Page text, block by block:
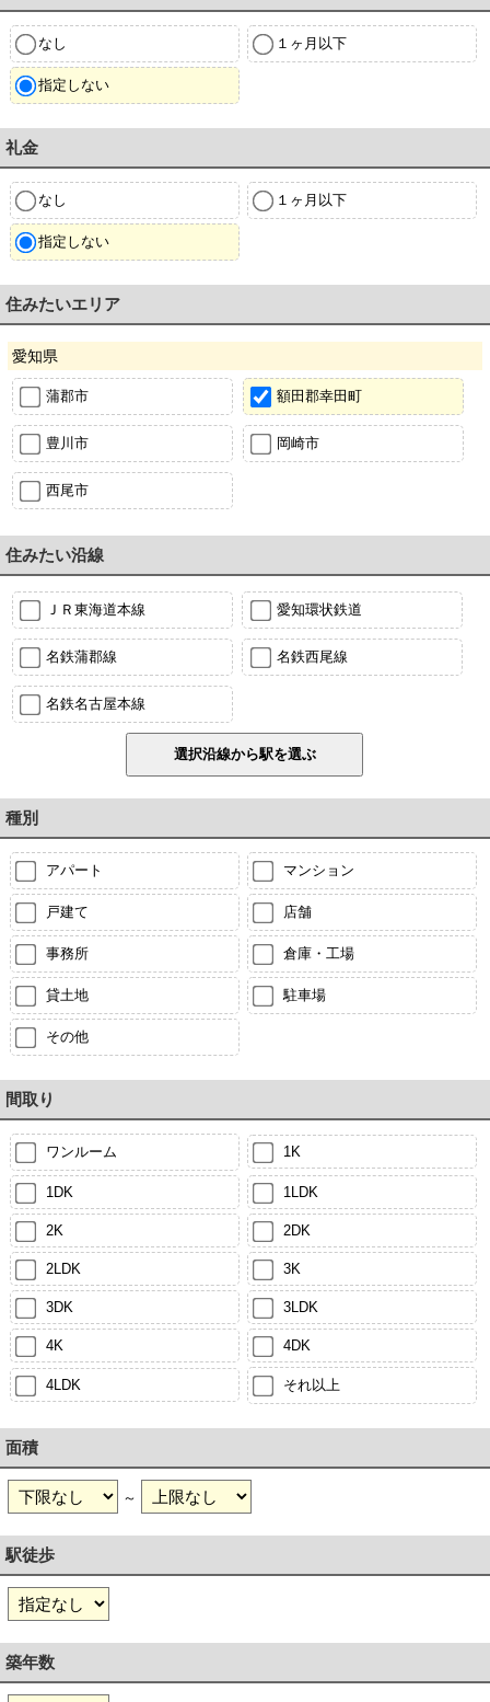
なし １ヶ月以下
指定しない
礼金
なし １ヶ月以下
指定しない
住みたいエリア
愛知県
蒲郡市 額田郡幸田町
豊川市 岡崎市
西尾市
住みたい沿線
ＪＲ東海道本線 愛知環状鉄道
名鉄蒲郡線 名鉄西尾線
名鉄名古屋本線
種別
アパート マンション
戸建て 店舗
事務所 倉庫・工場
貸土地 駐車場
その他
間取り
ワンルーム 1K
1DK 1LDK
2K 2DK
2LDK 3K
3DK 3LDK
4K 4DK
4LDK それ以上
面積
～
駅徒歩
築年数